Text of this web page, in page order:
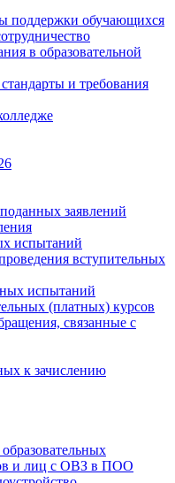
поддержки обучающихся
в образовательной
и требования
заявлений
испытаний
вступительных
испытаний
(платных) курсов
связанные с
к зачислению
и лиц с ОВЗ в ПОО